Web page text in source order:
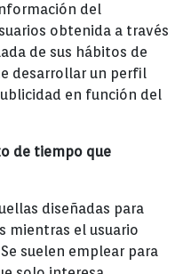
del
obtenida a través
de sus hábitos de
desarrollar un perfil
en función del
de tiempo que
diseñadas para
mientras el usuario
suelen emplear para